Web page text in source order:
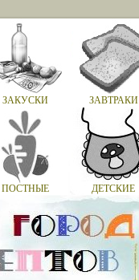
ЗАКУСКИ ЗАВТРАКИ
ПОСТНЫЕ ДЕТСКИЕ